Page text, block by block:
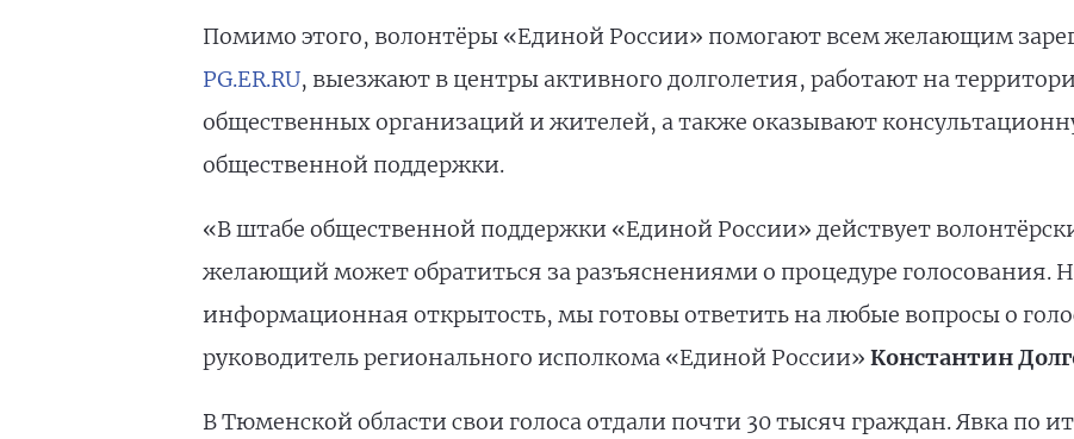
Помимо этого, волонтёры «Единой России» помогают всем желающим
PG.ER.RU, выезжают в центры активного долголетия, работают на
общественных организаций и жителей, а также оказывают
общественной поддержки.
«В штабе общественной поддержки «Единой России» действует
желающий может обратиться за разъяснениями о процедуре голосования.
информационная открытость, мы готовы ответить на любые вопросы о
руководитель регионального исполкома «Единой России» Константин
В Тюменской области свои голоса отдали почти 30 тысяч граждан. Явка по